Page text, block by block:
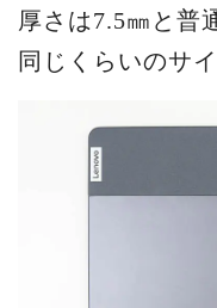
厚さは7.5㎜と普
同じくらいのサ